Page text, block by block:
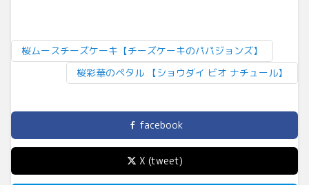
桜ムースチーズケーキ【チーズケーキのパパジョンズ】
桜彩華のペタル 【ショウダイ ビオ ナチュール】
facebook
X (tweet)